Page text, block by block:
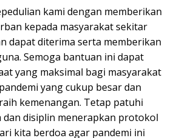
kami dengan memberikan
kepada masyarakat sekitar
dapat diterima serta memberikan
Semoga bantuan ini dapat
yang maksimal bagi masyarakat
yang cukup besar dan
kemenangan. Tetap patuhi
disiplin menerapkan protokol
kita berdoa agar pandemi ini